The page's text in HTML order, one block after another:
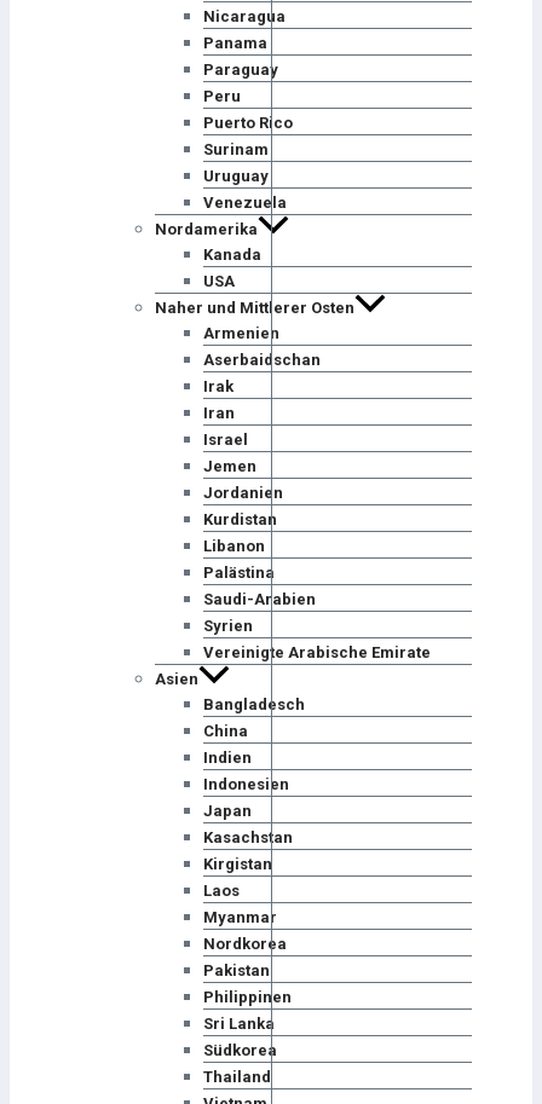
Nicaragua
Panama
Paraguay
Peru
Puerto Rico
Surinam
Uruguay
Venezuela
Nordamerika
Kanada
USA
Naher und Mittlerer Osten
Armenien
Aserbaidschan
Irak
Iran
Israel
Jemen
Jordanien
Kurdistan
Libanon
Palästina
Saudi-Arabien
Syrien
Vereinigte Arabische Emirate
Asien
Bangladesch
China
Indien
Indonesien
Japan
Kasachstan
Kirgistan
Laos
Myanmar
Nordkorea
Pakistan
Philippinen
Sri Lanka
Südkorea
Thailand